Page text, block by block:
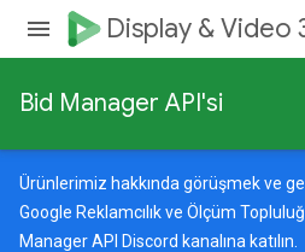
Display & Video
Bid Manager API'si
Ürünlerimiz hakkında görüşmek ve
Google Reklamcılık ve Ölçüm
Manager API Discord kanalına katılın.